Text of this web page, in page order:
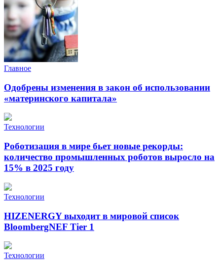
Главное
Одобрены изменения в закон об использовании
«материнского капитала»
Технологии
Роботизация в мире бьет новые рекорды:
количество промышленных роботов выросло на
15% в 2025 году
Технологии
HIZENERGY выходит в мировой список
BloombergNEF Tier 1
Технологии